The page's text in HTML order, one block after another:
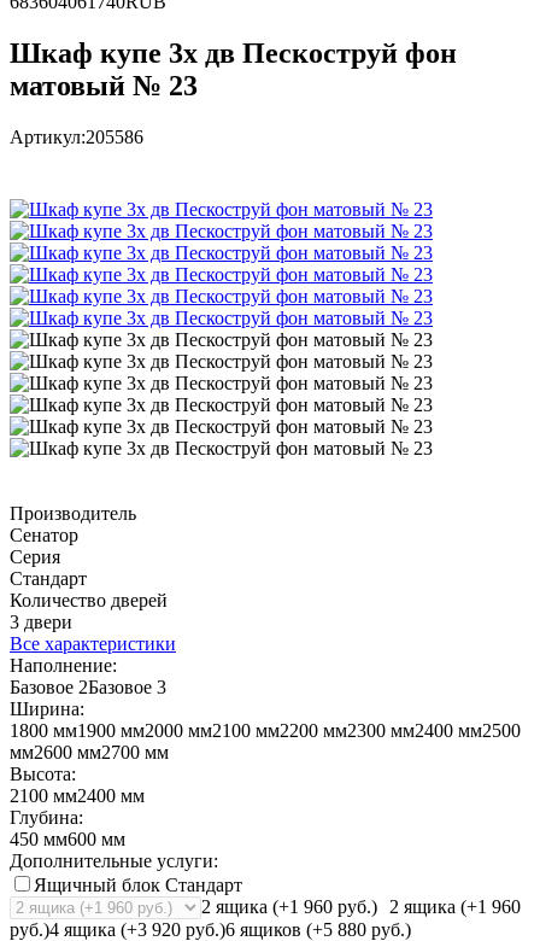
Шкаф купе 3х дв Пескоструй фон
матовый № 23
Артикул:205586
Производитель
Сенатор
Серия
Стандарт
Количество дверей
3 двери
Все характеристики
Наполнение:
Базовое 2Базовое 3
Ширина:
1800 мм1900 мм2000 мм2100 мм2200 мм2300 мм2400 мм2500
мм2600 мм2700 мм
Высота:
2100 мм2400 мм
Глубина:
450 мм600 мм
Дополнительные услуги:
Ящичный блок Стандарт
2 ящика (+1 960 руб.)
2 ящика (+1 960
руб.)4 ящика (+3 920 руб.)6 ящиков (+5 880 руб.)